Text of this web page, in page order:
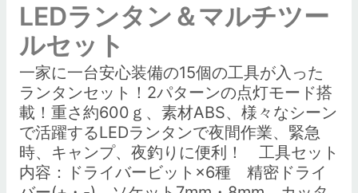
LEDランタン＆マルチツー
ルセット
一家に一台安心装備の15個の工具が入った
ランタンセット！2パターンの点灯モード搭
載！重さ約600ｇ、素材ABS、様々なシーン
で活躍するLEDランタンで夜間作業、緊急
時、キャンプ、夜釣りに便利！ 工具セット
内容：ドライバービット×6種 精密ドライ